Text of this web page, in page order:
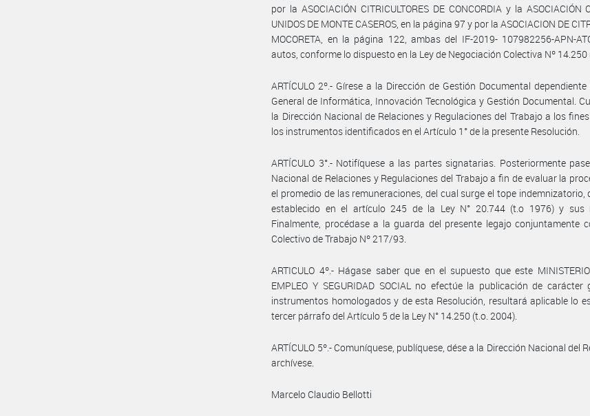
por la ASOCIACIÓN CITRICULTORES DE CONCORDIA y la ASOCIACIÓN
UNIDOS DE MONTE CASEROS, en la página 97 y por la ASOCIACION DE
MOCORETA, en la página 122, ambas del IF-2019- 107982256-APN-
autos, conforme lo dispuesto en la Ley de Negociación Colectiva Nº 14.250
ARTÍCULO 2º.- Gírese a la Dirección de Gestión Documental
General de Informática, Innovación Tecnológica y Gestión Documental.
la Dirección Nacional de Relaciones y Regulaciones del Trabajo a los
los instrumentos identificados en el Artículo 1° de la presente Resolución.
ARTÍCULO 3°.- Notifíquese a las partes signatarias. Posteriormente
Nacional de Relaciones y Regulaciones del Trabajo a fin de evaluar la
el promedio de las remuneraciones, del cual surge el tope indemnizatorio,
establecido en el artículo 245 de la Ley N° 20.744 (t.o 1976) y sus
Finalmente, procédase a la guarda del presente legajo conjuntamente
Colectivo de Trabajo Nº 217/93.
ARTICULO 4º.- Hágase saber que en el supuesto que este
EMPLEO Y SEGURIDAD SOCIAL no efectúe la publicación de
instrumentos homologados y de esta Resolución, resultará aplicable lo
tercer párrafo del Artículo 5 de la Ley N° 14.250 (t.o. 2004).
ARTÍCULO 5º.- Comuníquese, publíquese, dése a la Dirección Nacional del
archívese.
Marcelo Claudio Bellotti